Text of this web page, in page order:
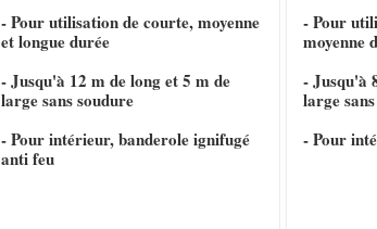
- Pour utilisation de courte, moyenne
et longue durée
- Jusqu'à 12 m de long et 5 m de
large sans soudure
- Pour intérieur, banderole ignifugé
anti feu
- Pour
moyenne
- Jusqu'à
large
- Pour